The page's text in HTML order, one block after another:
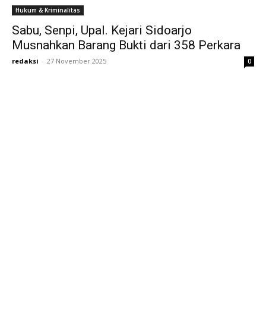
Hukum & Kriminalitas
Sabu, Senpi, Upal. Kejari Sidoarjo
Musnahkan Barang Bukti dari 358 Perkara
redaksi - 27 November 2025 0